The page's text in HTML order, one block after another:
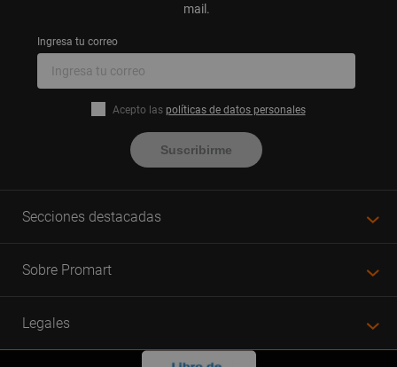
mail.
Ingresa tu correo
Acepto las políticas de datos personales
Suscribirme
Secciones destacadas
Sobre Promart
Legales